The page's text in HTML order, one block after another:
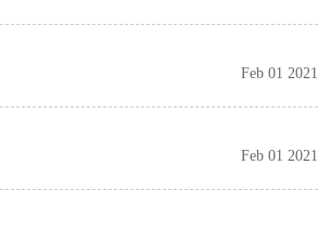
Feb 01 2021
Feb 01 2021